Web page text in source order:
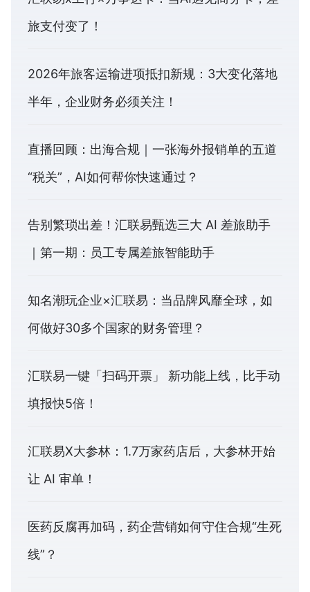
旅支付变了！
2026年旅客运输进项抵扣新规：3大变化落地
半年，企业财务必须关注！
直播回顾：出海合规｜一张海外报销单的五道
“税关”，AI如何帮你快速通过？
告别繁琐出差！汇联易甄选三大 AI 差旅助手
｜第一期：员工专属差旅智能助手
知名潮玩企业×汇联易：当品牌风靡全球，如
何做好30多个国家的财务管理？
汇联易一键「扫码开票」 新功能上线，比手动
填报快5倍！
汇联易X大参林：1.7万家药店后，大参林开始
让 AI 审单！
医药反腐再加码，药企营销如何守住合规“生死
线”？